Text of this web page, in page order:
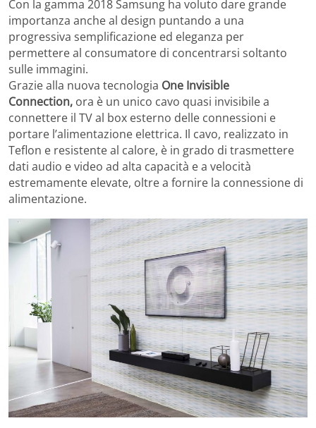
Con la gamma 2018 Samsung ha voluto dare grande
importanza anche al design puntando a una
progressiva semplificazione ed eleganza per
permettere al consumatore di concentrarsi soltanto
sulle immagini.
Grazie alla nuova tecnologia One Invisible
Connection, ora è un unico cavo quasi invisibile a
connettere il TV al box esterno delle connessioni e
portare l’alimentazione elettrica. Il cavo, realizzato in
Teflon e resistente al calore, è in grado di trasmettere
dati audio e video ad alta capacità e a velocità
estremamente elevate, oltre a fornire la connessione di
alimentazione.